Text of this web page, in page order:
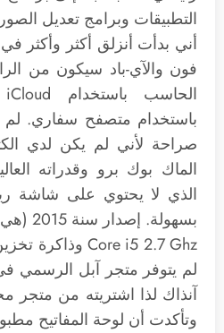
التطبيقات وبرامج تعديل
أني بدأت أنزلق أكثر وأكثر
فون والآي-باد سيكون من
باستخدام متصفح سفاري. لم
صراحة لأني لم يكن لدي
الماك بوك برو وقدراته
الذي لا يحتوي على شاشة
لم يتوفر متجر آبل الرسمي في
آنذاك لذا اشتريته من متجر
وتأكدت أن لوحة المفاتيح